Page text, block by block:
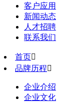
客户应用
新闻动态
人才招聘
联系我们
首页
品牌历程
企业介绍
企业文化